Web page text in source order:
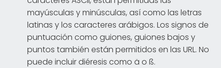
mayúsculas y minúsculas, así como las letras
latinas y los caracteres arábigos. Los signos de
puntuación como guiones, guiones bajos y
puntos también están permitidos en las URL. No
puede incluir diéresis como ä o ß.